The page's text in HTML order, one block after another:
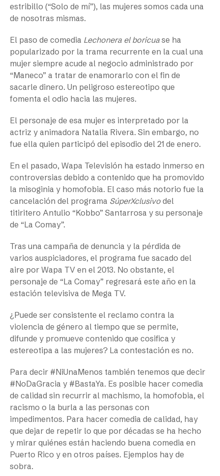
estribillo (“Solo de mí”), las mujeres somos cada una
de nosotras mismas.
El paso de comedia Lechonera el boricua se ha
popularizado por la trama recurrente en la cual una
mujer siempre acude al negocio administrado por
“Maneco” a tratar de enamorarlo con el fin de
sacarle dinero. Un peligroso estereotipo que
fomenta el odio hacia las mujeres.
El personaje de esa mujer es interpretado por la
actriz y animadora Natalia Rivera. Sin embargo, no
fue ella quien participó del episodio del 21 de enero.
En el pasado, Wapa Televisión ha estado inmerso en
controversias debido a contenido que ha promovido
la misoginia y homofobia. El caso más notorio fue la
cancelación del programa SúperXclusivo del
titiritero Antulio “Kobbo” Santarrosa y su personaje
de “La Comay”.
Tras una campaña de denuncia y la pérdida de
varios auspiciadores, el programa fue sacado del
aire por Wapa TV en el 2013. No obstante, el
personaje de “La Comay” regresará este año en la
estación televisiva de Mega TV.
¿Puede ser consistente el reclamo contra la
violencia de género al tiempo que se permite,
difunde y promueve contenido que cosifica y
estereotipa a las mujeres? La contestación es no.
Para decir #NiUnaMenos también tenemos que decir
#NoDaGracia y #BastaYa. Es posible hacer comedia
de calidad sin recurrir al machismo, la homofobia, el
racismo o la burla a las personas con
impedimentos. Para hacer comedia de calidad, hay
que dejar de repetir lo que por décadas se ha hecho
y mirar quiénes están haciendo buena comedia en
Puerto Rico y en otros países. Ejemplos hay de
sobra.